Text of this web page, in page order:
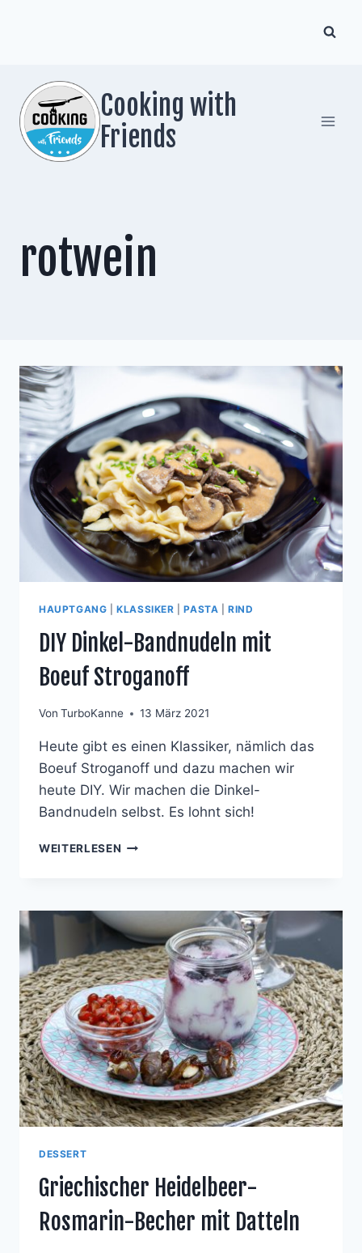
Cooking with
Friends
rotwein
HAUPTGANG |KLASSIKER |PASTA |RIND
DIY Dinkel-Bandnudeln mit
Boeuf Stroganoff
Von TurboKanne 13 März 2021
Heute gibt es einen Klassiker, nämlich das
Boeuf Stroganoff und dazu machen wir
heute DIY. Wir machen die Dinkel-
Bandnudeln selbst. Es lohnt sich!
WEITERLESEN DIY
BOEUF
STROGANOFF
DESSERT
Griechischer Heidelbeer-
Rosmarin-Becher mit Datteln